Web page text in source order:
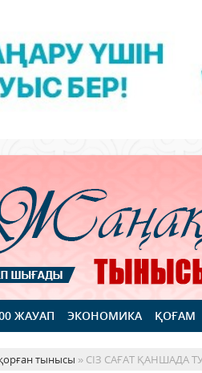
ЖАУАП ЭКОНОМИКА ҚОҒАМ
тынысы » СІЗ САҒАТ ҚАНШАДА